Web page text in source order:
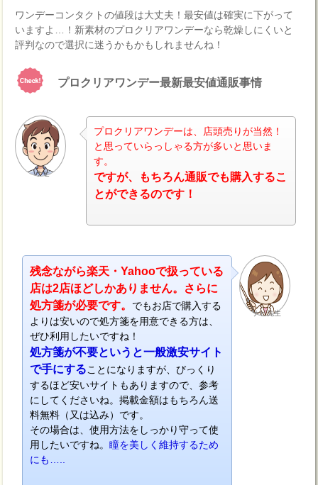
ワンデーコンタクトの値段は大丈夫！最安値は確実に下がって
いますよ…！新素材のプロクリアワンデーなら乾燥しにくいと
評判なので選択に迷うかもかもしれませんね！
プロクリアワンデー最新最安値通販事情
ナビ
プロクリアワンデーは、店頭売りが当然！
と思っていらっしゃる方が多いと思いま
す。
ですが、もちろん通販でも購入するこ
とができるのです！
ナビ先生
残念ながら楽天・Yahooで扱っている
店は2店ほどしかありません。さらに
処方箋が必要です。 でもお店で購入する
よりは安いので処方箋を用意できる方は、
ぜひ利用したいですね！
処方箋が不要というと一般激安サイト
で手にすることになりますが、びっくり
するほど安いサイトもありますので、参考
にしてくださいね。掲載金額はもちろん送
料無料（又は込み）です。
その場合は、使用方法をしっかり守って使
用したいですね。瞳を美しく維持するため
にも…..